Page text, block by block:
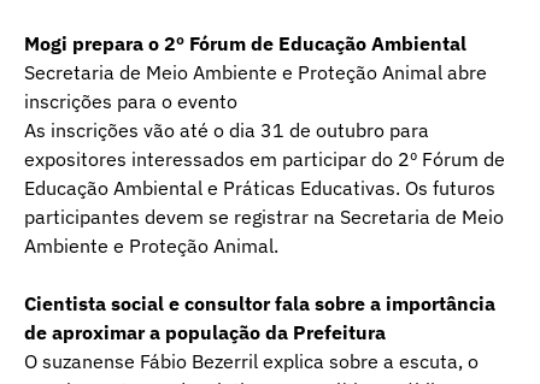
Mogi prepara o 2º Fórum de Educação Ambiental
Secretaria de Meio Ambiente e Proteção Animal abre
inscrições para o evento
As inscrições vão até o dia 31 de outubro para
expositores interessados em participar do 2º Fórum de
Educação Ambiental e Práticas Educativas. Os futuros
participantes devem se registrar na Secretaria de Meio
Ambiente e Proteção Animal.
Cientista social e consultor fala sobre a importância
de aproximar a população da Prefeitura
O suzanense Fábio Bezerril explica sobre a escuta, o